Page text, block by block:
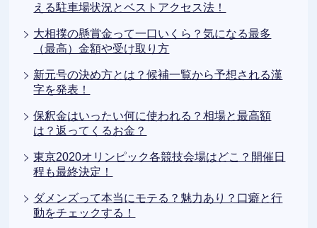
える駐車場状況とベストアクセス法！
大相撲の懸賞金って一口いくら？気になる最多
（最高）金額や受け取り方
新元号の決め方とは？候補一覧から予想される漢
字を発表！
保釈金はいったい何に使われる？相場と最高額
は？返ってくるお金？
東京2020オリンピック各競技会場はどこ？開催日
程も最終決定！
ダメンズって本当にモテる？魅力あり？口癖と行
動をチェックする！